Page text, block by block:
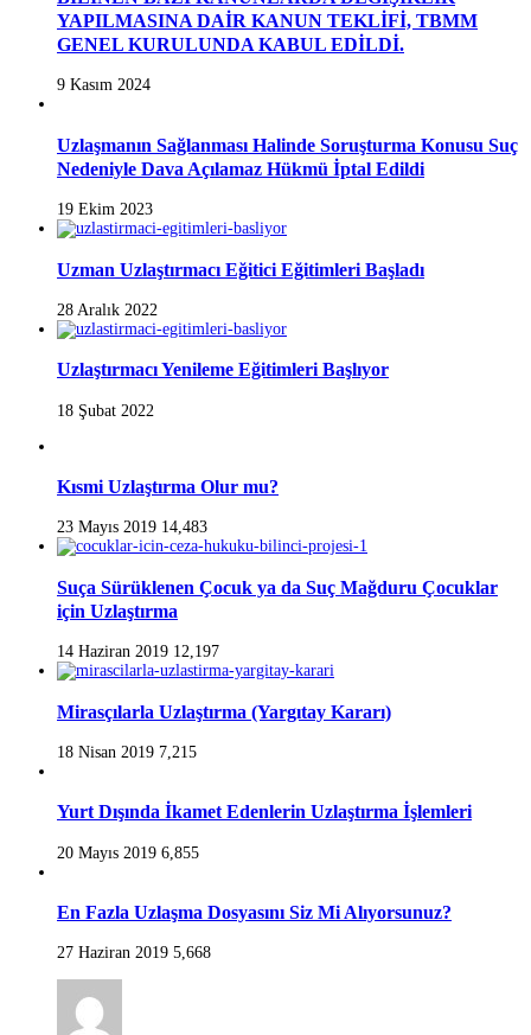
YAPILMASINA DAİR KANUN TEKLİFİ, TBMM
GENEL KURULUNDA KABUL EDİLDİ.
9 Kasım 2024
Uzlaşmanın Sağlanması Halinde Soruşturma Konusu Suç
Nedeniyle Dava Açılamaz Hükmü İptal Edildi
19 Ekim 2023
Uzman Uzlaştırmacı Eğitici Eğitimleri Başladı
28 Aralık 2022
Uzlaştırmacı Yenileme Eğitimleri Başlıyor
18 Şubat 2022
Kısmi Uzlaştırma Olur mu?
23 Mayıs 2019 14,483
Suça Sürüklenen Çocuk ya da Suç Mağduru Çocuklar
için Uzlaştırma
14 Haziran 2019 12,197
Mirasçılarla Uzlaştırma (Yargıtay Kararı)
18 Nisan 2019 7,215
Yurt Dışında İkamet Edenlerin Uzlaştırma İşlemleri
20 Mayıs 2019 6,855
En Fazla Uzlaşma Dosyasını Siz Mi Alıyorsunuz?
27 Haziran 2019 5,668